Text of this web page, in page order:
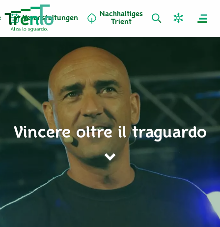
Veranstaltungen
Nachhaltiges
Trient
Vincere oltre il traguardo